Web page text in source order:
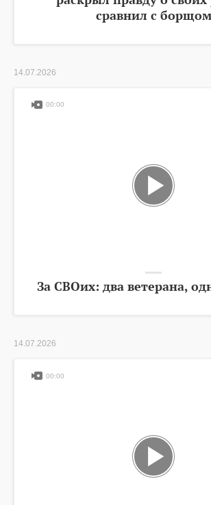
сравнил с борщом
14.07.2026
За СВОих: два ветерана,
00:00
14.07.2026
00:00